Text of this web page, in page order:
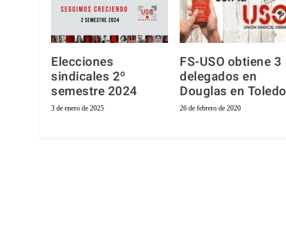
Elecciones
sindicales 2º
semestre 2024
3 de enero de 2025
FS-USO obtiene 3
delegados en
Douglas en Toledo
26 de febrero de 2020